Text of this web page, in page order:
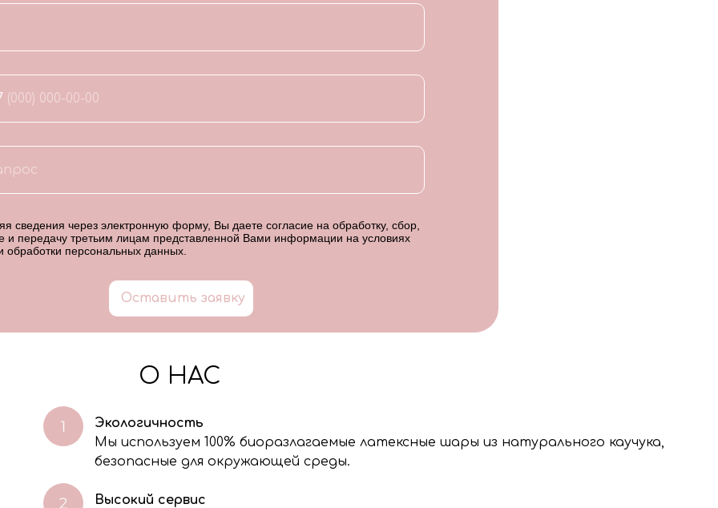
сведения через электронную форму, Вы даете согласие на обработку, сбор,
и передачу третьим лицам представленной Вами информации на условиях
обработки персональных данных.
Оставить заявку
О НАС
Экологичность
Мы используем 100% биоразлагаемые латексные шары из натурального каучука,
безопасные для окружающей среды.
Высокий сервис